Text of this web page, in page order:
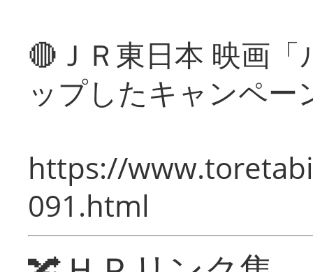
🔴ＪＲ東日本 映画
ップしたキャンペー
https://
091.html